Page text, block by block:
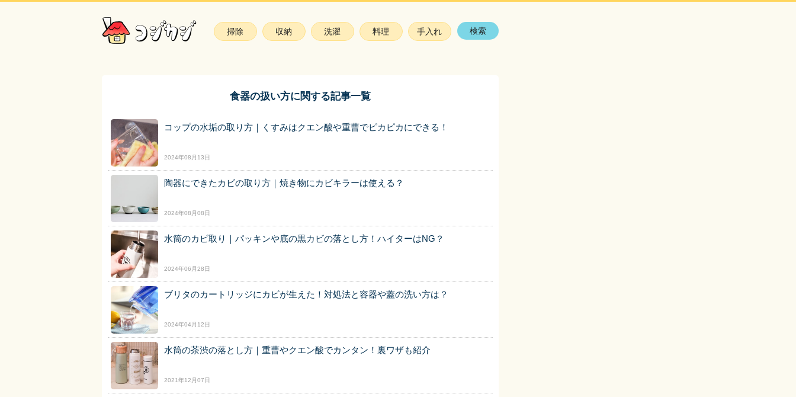
掃除 収納 洗濯 料理 手入れ 検索
食器の扱い方に関する記事一覧
コップの水垢の取り方｜くすみはクエン酸や重曹でピカピカにできる！
2024年08月13日
陶器にできたカビの取り方｜焼き物にカビキラーは使える？
2024年08月08日
水筒のカビ取り｜パッキンや底の黒カビの落とし方！ハイターはNG？
2024年06月28日
ブリタのカートリッジにカビが生えた！対処法と容器や蓋の洗い方は？
2024年04月12日
水筒の茶渋の落とし方｜重曹やクエン酸でカンタン！裏ワザも紹介
2021年12月07日